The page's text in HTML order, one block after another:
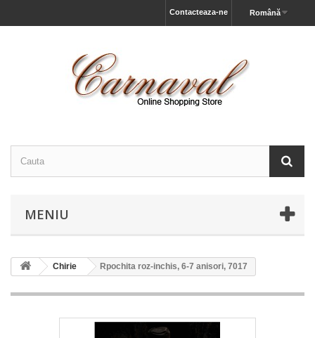
Română
Contacteaza-ne
MENIU
Chirie Rpochita roz-inchis, 6-7 anisori, 7017